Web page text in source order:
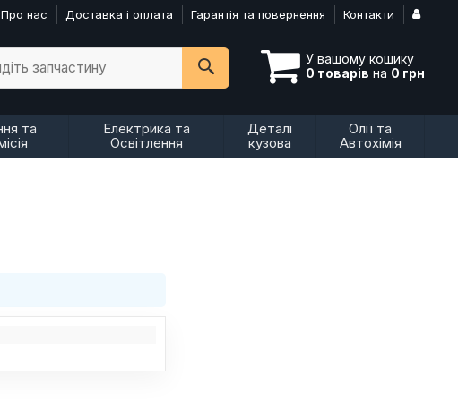
Про нас Доставка і оплата Гарантія та повернення Контакти
У вашому кошику
0 товарів на 0 грн
запчастину
та
Електрика та
Освітлення
Деталі
кузова
Олії та
Автохімія